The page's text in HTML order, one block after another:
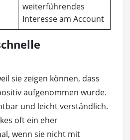
weiterführendes
Interesse am Account
sie zeigen können, dass
aufgenommen wurde.
und leicht verständlich.
oft ein eher
wenn sie nicht mit